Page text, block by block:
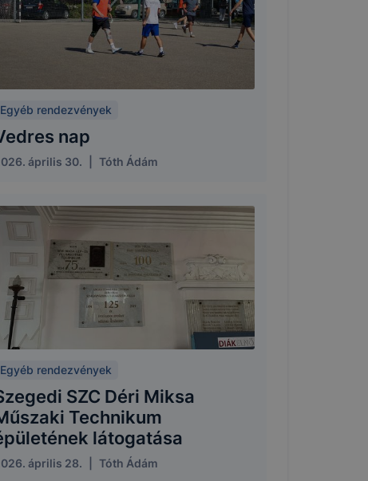
Egyéb rendezvények
nap
április 30. Tóth Ádám
Egyéb rendezvények
SZC Déri Miksa
Technikum
látogatása
április 28. Tóth Ádám